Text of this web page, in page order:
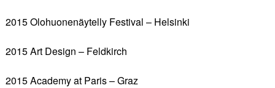
2015 Olohuonenäytelly Festival – Helsinki
2015 Art Design – Feldkirch
2015 Academy at Paris – Graz